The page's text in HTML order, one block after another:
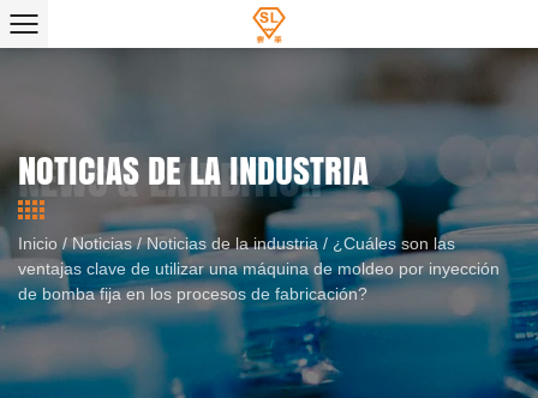
NOTICIAS DE LA INDUSTRIA
Inicio /Noticias/Noticias de la industria / ¿Cuáles son las
ventajas clave de utilizar una máquina de moldeo por inyección
de bomba fija en los procesos de fabricación?